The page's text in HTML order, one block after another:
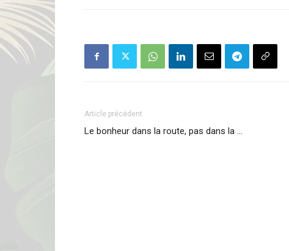
Article précédent
Le bonheur dans la route, pas dans la …